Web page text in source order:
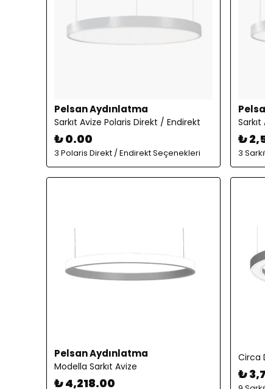
Pelsan Aydınlatma
Sarkıt Avize Polaris Direkt / Endirekt
₺ 0.00
3 Polaris Direkt / Endirekt Seçenekleri
₺
3
Pelsan Aydınlatma
Modella Sarkıt Avize
₺ 4,218.00
Circa
₺